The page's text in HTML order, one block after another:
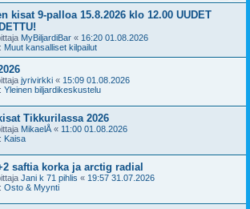
kisat 9-palloa 15.8.2026 klo 12.00 UUDET
MyBiljardiBar « 16:20 01.08.2026
Muut kansalliset kilpailut
jyrivirkki « 15:09 01.08.2026
Yleinen biljardikeskustelu
Tikkurilassa 2026
MikaelÅ « 11:00 01.08.2026
Kaisa
saftia korka ja arctig radial
Jani k 71 pihlis « 19:57 31.07.2026
Osto & Myynti